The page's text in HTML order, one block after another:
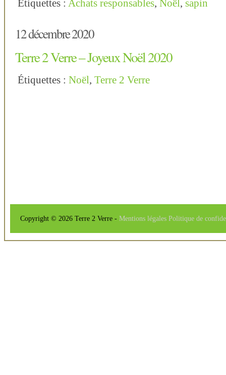
Étiquettes : Achats responsables, Noël, sapin
12 décembre 2020
Terre 2 Verre – Joyeux Noël 2020
Étiquettes : Noël, Terre 2 Verre
Copyright © 2026 Terre 2 Verre - Mentions légales Politique de